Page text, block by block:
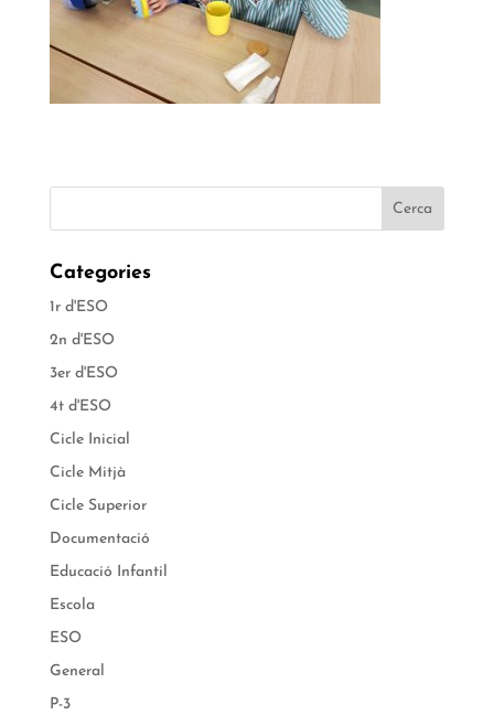
Categories
1r d'ESO
2n d'ESO
3er d'ESO
4t d'ESO
Cicle Inicial
Cicle Mitjà
Cicle Superior
Documentació
Educació Infantil
Escola
ESO
General
P-3